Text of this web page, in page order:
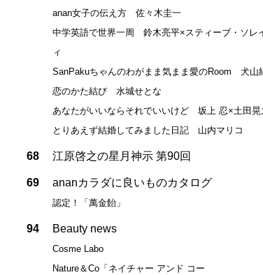
anan女子の伝え方 佐々木圭一
中学英語で世界一周 鈴木亮平×スティーブ・ソレ
ィ
SanPakuちゃんのわがまま気まま愛のRoom 犬山
恋のかた結び 水城せとな
あなたがいいならそれでいいけど 坂上 忍×土田晃
とりあえず結婚してみました日記 山内マリコ
68 江原啓之の星月神示 第90回
69 ananカラダに良いものカタログ
認定！「萬金飴」
94 Beauty news
Cosme Labo
Nature＆Co「ネイチャー アンド コー